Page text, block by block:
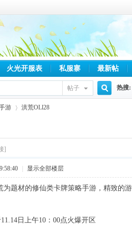
火光开服表 私服寨 最新帖
帖子 热搜:
游 洪荒OLl28
]
显示全部楼层
为题材的修仙类卡牌策略手游，精致的
日上午10：00点火爆开区